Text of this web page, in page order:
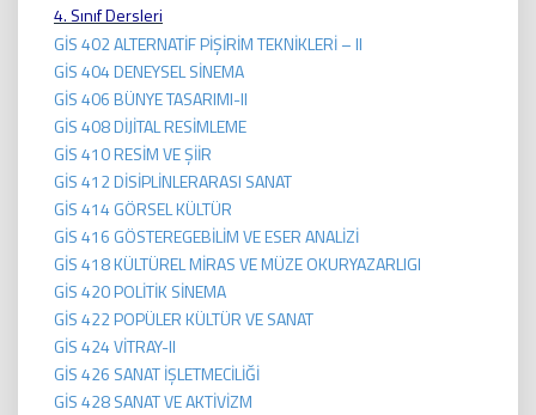
4. Sınıf Dersleri
GİS 402 ALTERNATİF PİŞİRİM TEKNİKLERİ – II
GİS 404 DENEYSEL SİNEMA
GİS 406 BÜNYE TASARIMI-II
GİS 408 DİJİTAL RESİMLEME
GİS 410 RESİM VE ŞİİR
GİS 412 DİSİPLİNLERARASI SANAT
GİS 414 GÖRSEL KÜLTÜR
GİS 416 GÖSTEREGEBİLİM VE ESER ANALİZİ
GİS 418 KÜLTÜREL MİRAS VE MÜZE OKURYAZARLIGI
GİS 420 POLİTİK SİNEMA
GİS 422 POPÜLER KÜLTÜR VE SANAT
GİS 424 VİTRAY-II
GİS 426 SANAT İŞLETMECİLİĞİ
GİS 428 SANAT VE AKTİVİZM